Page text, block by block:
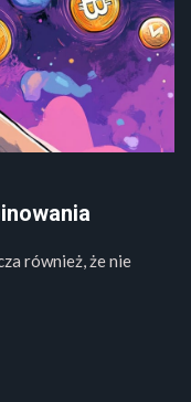
również, że nie